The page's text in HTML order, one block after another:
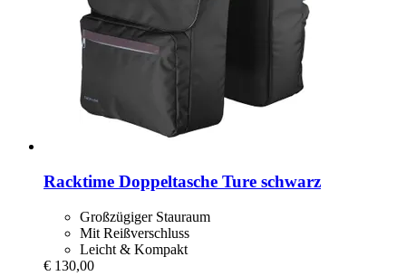
Racktime Doppeltasche Ture schwarz
Großzügiger Stauraum
Mit Reißverschluss
Leicht & Kompakt
€ 130,00